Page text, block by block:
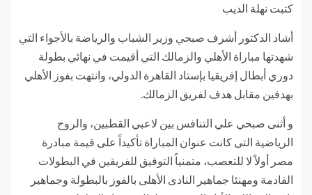
كتبت نهلة الديب
أشاد الدكتور أشرف صبحي وزير الشباب والرياضة بالأجواء التي
شهدتها مباراة الأهلي والزمالك التي أقيمت في نهائي بطولة
دوري أبطال إفريقيا بإستاد القاهرة الدولي، وانتهت بفوز الأهلي
بهدفين مقابل هدف لفريق الزمالك.
و أثنى صبحي علي التنافس بين لاعبي القطبين، والروح
الرياضية التى كانت عنوان المباراة تأكيداً على قيمة مبادرة
مصر أولاً لا للتعصب، متمنياً التوفيق للفريقين في البطولات
القادمة ومهنئا جماهير النادى الأهلى بالفوز بالبطولة وجماهير